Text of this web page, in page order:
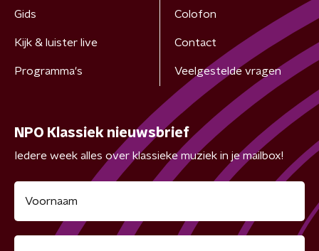
Gids
Kijk & luister live
Programma's
Colofon
Contact
Veelgestelde vragen
NPO Klassiek nieuwsbrief
Iedere week alles over klassieke muziek in je mailbox!